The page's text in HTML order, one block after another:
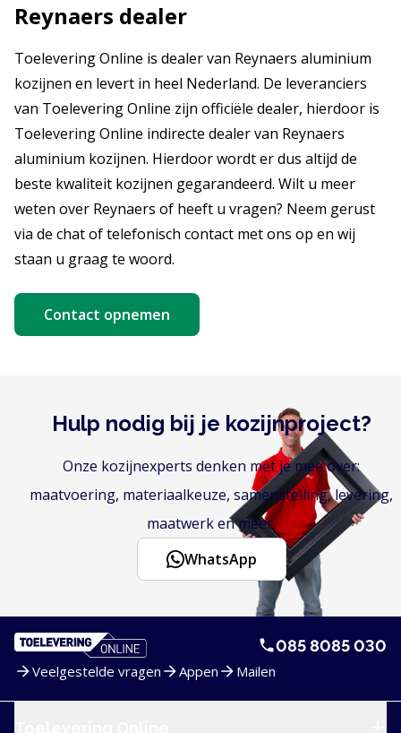
Reynaers dealer
Toelevering Online is dealer van Reynaers aluminium
kozijnen en levert in heel Nederland. De leveranciers
van Toelevering Online zijn officiële dealer, hierdoor is
Toelevering Online indirecte dealer van Reynaers
aluminium kozijnen. Hierdoor wordt er dus altijd de
beste kwaliteit kozijnen gegarandeerd. Wilt u meer
weten over Reynaers of heeft u vragen? Neem gerust
via de chat of telefonisch contact met ons op en wij
staan u graag te woord.
Contact opnemen
Hulp nodig bij je kozijnproject?
Onze kozijnexperts denken met je mee over:
maatvoering, materiaalkeuze, samenstelling, levering,
maatwerk en meer.
WhatsApp
085 8085 030
Veelgestelde vragen Appen Mailen